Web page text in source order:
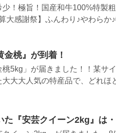
少！極旨！国産和牛100%特製
大感謝祭】ふんわり♪やわらか
桃』が到着！
5kg」が届きました！！某サ
大大人気の特産品で、どれほ
た『安芸クイーン2kg』は